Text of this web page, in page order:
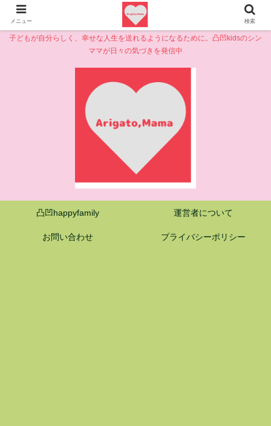
子どもが自分らしく、幸せな人生を送れるようになるために。凸凹kidsのシン
ママが日々の気づきを発信中
凸凹happyfamily 運営者について
お問い合わせ プライバシーポリシー
メニュー 検索